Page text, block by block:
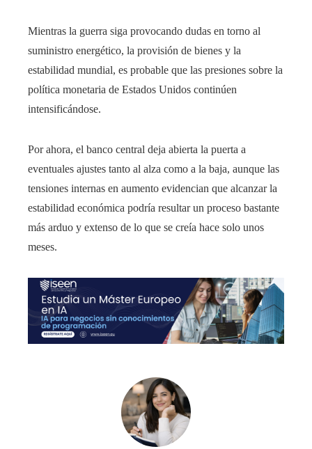
Mientras la guerra siga provocando dudas en torno al
suministro energético, la provisión de bienes y la
estabilidad mundial, es probable que las presiones sobre la
política monetaria de Estados Unidos continúen
intensificándose.
Por ahora, el banco central deja abierta la puerta a
eventuales ajustes tanto al alza como a la baja, aunque las
tensiones internas en aumento evidencian que alcanzar la
estabilidad económica podría resultar un proceso bastante
más arduo y extenso de lo que se creía hace solo unos
meses.